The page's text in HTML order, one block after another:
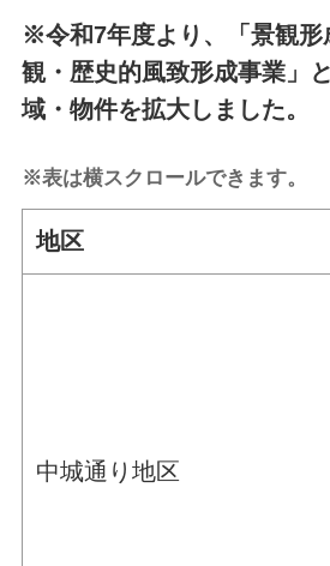
※令和7年度より、「景観形
観・歴史的風致形成事業」
域・物件を拡大しました。
※表は横スクロールできます。
地区
中城通り地区